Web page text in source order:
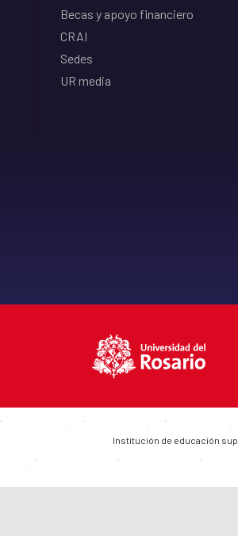
Becas y apoyo financiero
CRAI
Sedes
UR media
Institución de educación